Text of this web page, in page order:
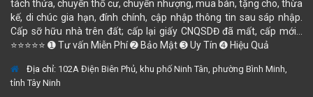
tách thửa, chuyển thổ cư, chuyển nhượng, mua bán, tặng cho, thừa
kế, di chúc gia hạn, đính chính, cập nhập thông tin sau sáp nhập.
Cấp sỡ hữu nhà trên đất; cấp lại giấy CNQSDĐ đã mất, cấp mới...
⭐⭐⭐⭐⭐ ➊ Tư vấn Miễn Phí ➋ Bảo Mật ➌ Uy Tín ➍ Hiệu Quả
Địa chỉ: 102A Điện Biên Phủ, khu phố Ninh Tân, phường Bình Minh,
tỉnh Tây Ninh